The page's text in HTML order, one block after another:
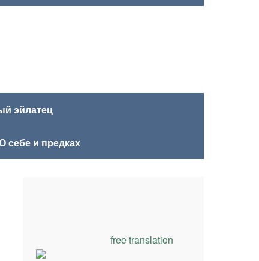
эйлатец
себе и предках
free translation